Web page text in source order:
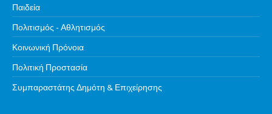
Παιδεία
Πολιτισμός - Αθλητισμός
Κοινωνική Πρόνοια
Πολιτική Προστασία
Συμπαραστάτης Δημότη & Επιχείρησης